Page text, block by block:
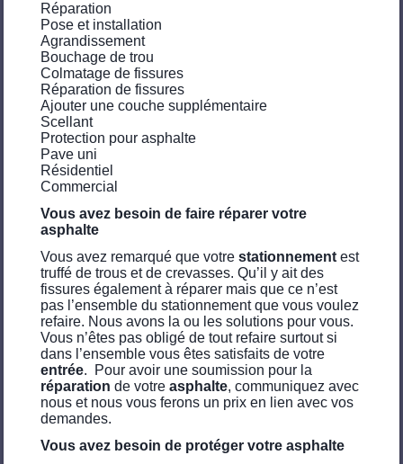
Réparation
Pose et installation
Agrandissement
Bouchage de trou
Colmatage de fissures
Réparation de fissures
Ajouter une couche supplémentaire
Scellant
Protection pour asphalte
Pave uni
Résidentiel
Commercial
Vous avez besoin de faire réparer votre
asphalte
Vous avez remarqué que votrestationnementest
truffé de trous et de crevasses. Qu’il y ait des
fissures également à réparer mais que ce n’est
pas l’ensemble du stationnement que vous voulez
refaire. Nous avons la ou les solutions pour vous.
Vous n’êtes pas obligé de tout refaire surtout si
dans l’ensemble vous êtes satisfaits de votre
entrée. Pour avoir une soumission pour la
réparation de votreasphalte, communiquez avec
nous et nous vous ferons un prix en lien avec vos
demandes.
Vous avez besoin de protéger votre asphalte